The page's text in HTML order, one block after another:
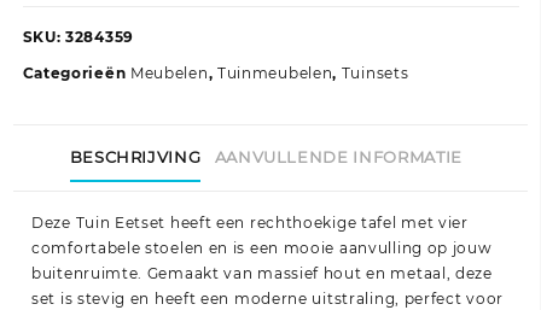
eettafel
van
en
metaal
SKU: 3284359
Categorieën Meubelen, Tuinmeubelen, Tuinsets
BESCHRIJVING AANVULLENDE INFORMATIE
Deze Tuin Eetset heeft een rechthoekige tafel met vier
comfortabele stoelen en is een mooie aanvulling op jouw
buitenruimte. Gemaakt van massief hout en metaal, deze
set is stevig en heeft een moderne uitstraling, perfect voor